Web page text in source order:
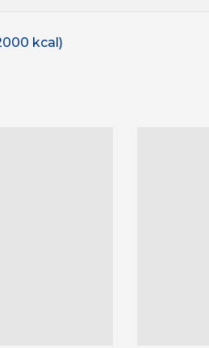
kcal)